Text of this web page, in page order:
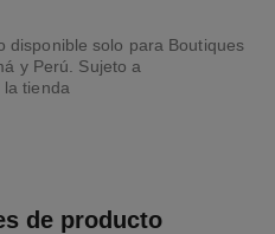
disponible solo para Boutiques
y Perú. Sujeto a
tienda
de producto